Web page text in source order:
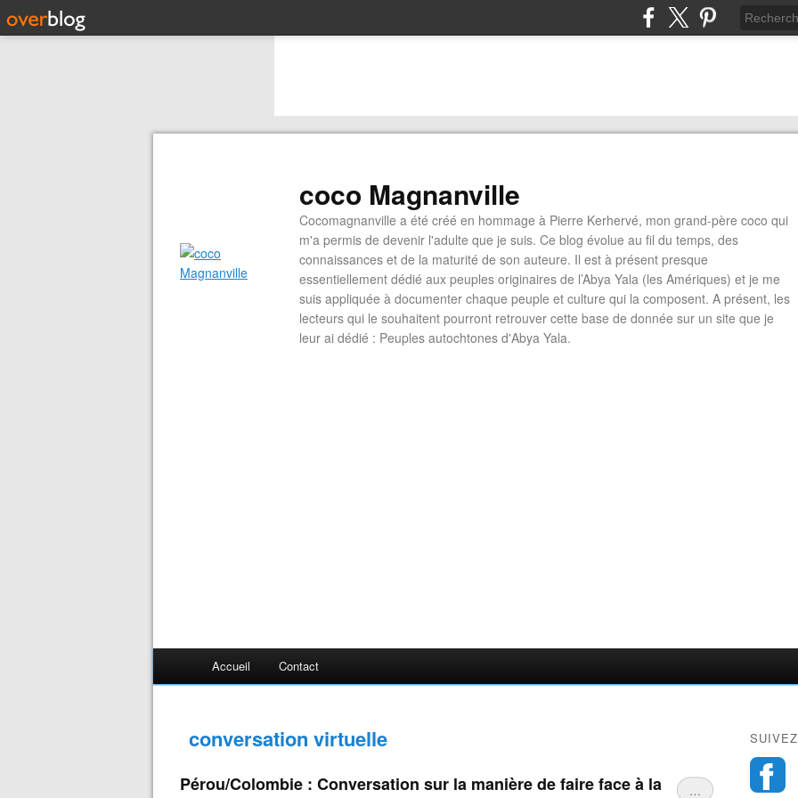
coco Magnanville
Cocomagnanville a été créé en hommage à Pierre Kerhervé, mon grand-père coco qui
m'a permis de devenir l'adulte que je suis. Ce blog évolue au fil du temps, des
connaissances et de la maturité de son auteure. Il est à présent presque
essentiellement dédié aux peuples originaires de l’Abya Yala (les Amériques) et je me
suis appliquée à documenter chaque peuple et culture qui la composent. A présent, les
lecteurs qui le souhaitent pourront retrouver cette base de donnée sur un site que je
leur ai dédié : Peuples autochtones d'Abya Yala.
Accueil Contact
conversation virtuelle
…
Pérou/Colombie : Conversation sur la manière de faire face à la